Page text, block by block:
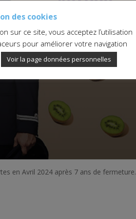
en Avril 2024 après 7 ans de fermeture.
des cookies
sur ce site, vous acceptez l’utilisation
pour améliorer votre navigation
Voir la page données personnelles